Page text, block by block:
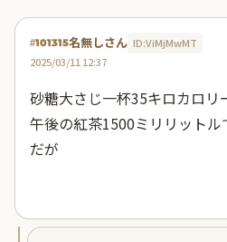
#101315名無しさん ID:ViMjMwMT
2025/03/11 12:37
砂糖大さじ一杯35キロカロリ
午後の紅茶1500ミリリット
だが